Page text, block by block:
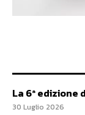
La 6ª
30 Luglio 2026